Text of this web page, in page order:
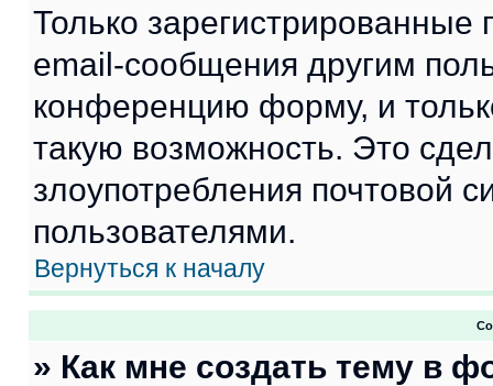
Только зарегистрированные
email-сообщения другим
конференцию форму, и
такую возможность. Это
злоупотребления почтовой
пользователями.
Вернуться к началу
» Как мне создать тему в